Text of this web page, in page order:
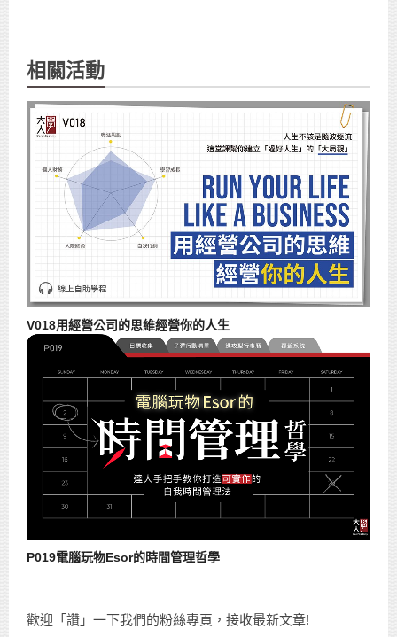
相關活動
V018用經營公司的思維經營你的人生
P019電腦玩物Esor的時間管理哲學
歡迎「讚」一下我們的粉絲專頁，接收最新文章!